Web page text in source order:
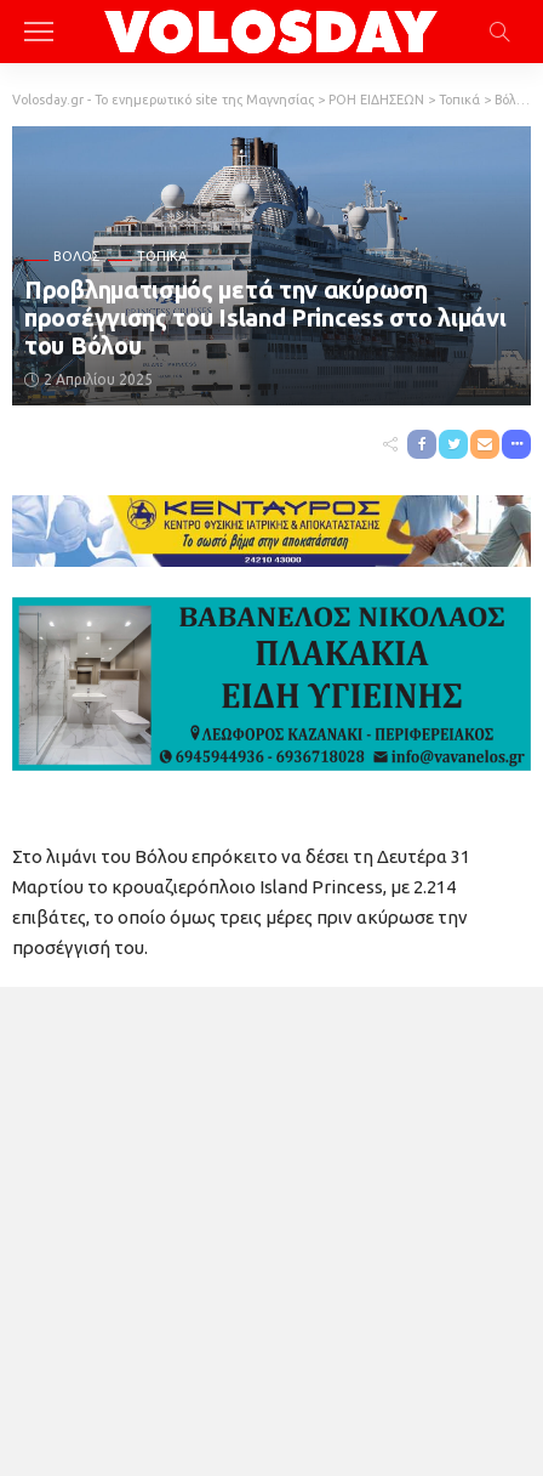
Volosday.gr - Το ενημερωτικό site της Μαγνησίας > ΡΟΗ ΕΙΔΗΣΕΩΝ > Τοπικά > Βόλος
ΒΌΛΟΣ ΤΟΠΙΚΆ
Προβληματισμός μετά την ακύρωση
προσέγγισης του Island Princess στο λιμάνι
του Βόλου
2 Απριλίου 2025
Στο λιμάνι του Βόλου επρόκειτο να δέσει τη Δευτέρα 31
Μαρτίου το κρουαζιερόπλοιο Island Princess, με 2.214
επιβάτες, το οποίο όμως τρεις μέρες πριν ακύρωσε την
προσέγγισή του.